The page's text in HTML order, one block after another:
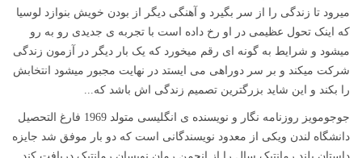
میرود تا زندگی را از سر بگیرد و آهنگی دیگر از بودن خویش بنوازد لوسیا
که اینک تحول عظیمی در او رخ داده است با تجربه ی جدیدی رو به رو
میشود و شرایط به گونه ای رقم میخورد که یک بار دیگر در آزمون زندگی
شرکت میکند و بر سر دوراهی می ایستد در نهایت مجبور میشود انتخابش
را بکند و این شاید بزرگترین تصمیم زندگی اش باشد که...
جوجومویز روزنامه نگار و نویسنده ی انگلیسی متولد 1969 فارغ التحصیل
دانشگاه لندن ویکی از معدود نویسندگانی است که دو بار موفق شد جایزه